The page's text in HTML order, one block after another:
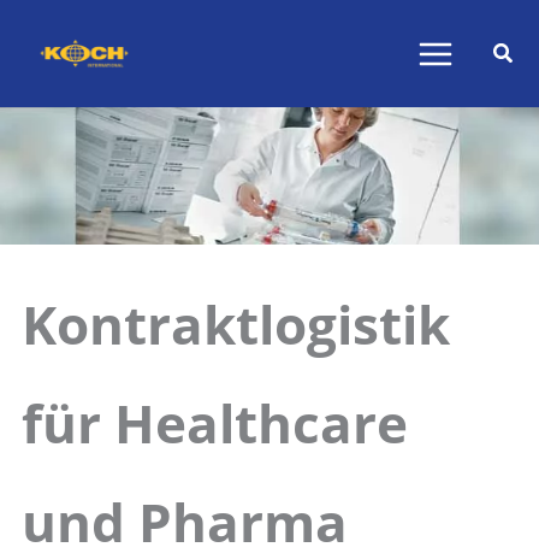
Inhalt
Kontraktlogistik
für Healthcare
und Pharma